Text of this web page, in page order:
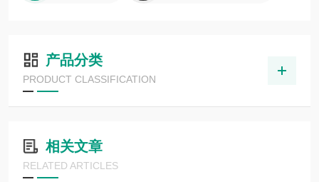
产品分类
PRODUCT CLASSIFICATION
相关文章
RELATED ARTICLES